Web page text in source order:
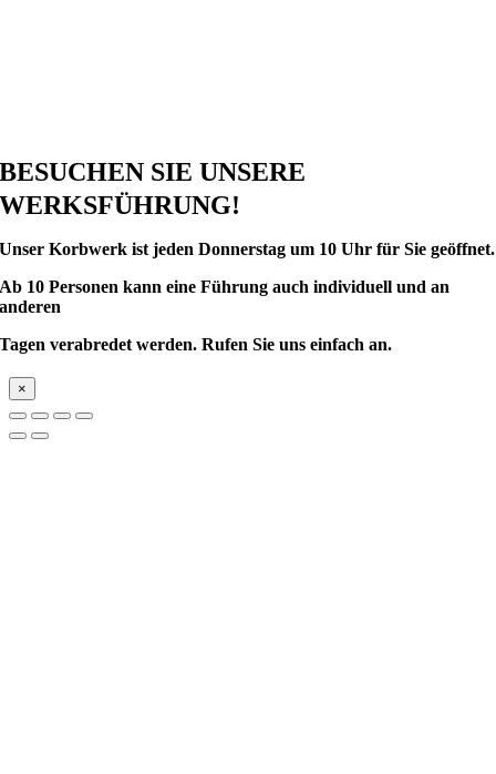
BESUCHEN SIE UNSERE
WERKSFÜHRUNG!
Unser Korbwerk istjeden Donnerstag um 10 Uhr für Sie geöffnet.
Ab 10 Personen kann eine Führung auch individuell und an
anderen
Tagen verabredet werden.Rufen Sie uns einfach an.
×